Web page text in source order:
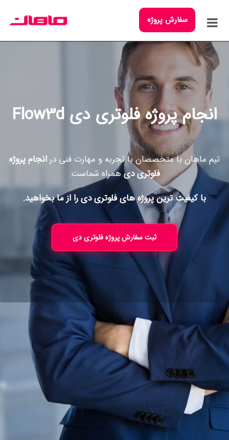
سفارش پروژه
انجام پروژه فلوتری دی Flow3d
تیم ماهان با متخصصان با تجربه و مهارت فنی در انجام پروژه
فلوتری دی همراه شماست.
با کیفیت ترین پروژه های فلوتری دی را از ما بخواهید.
ثبت سفارش پروژه فلوتری دی